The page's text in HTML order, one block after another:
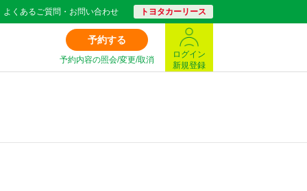
よくあるご質問・お問い合わせ トヨタカーリース
予約する
予約内容の照会/変更/取消
ログイン
新規登録